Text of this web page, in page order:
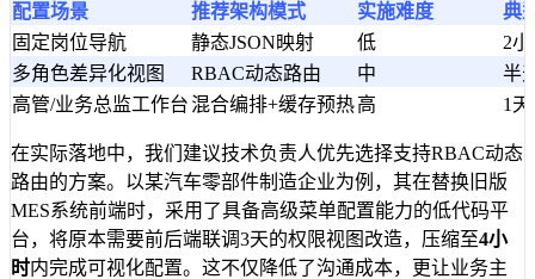
配置场景 推荐架构模式 实施难度
典
固定岗位导航
静态JSON映射 低
2
多角色差异化视图
RBAC动态路由 中
半
高管/业务总监工作台 混合编排+缓存预热高 1天
在实际落地中，我们建议技术负责人优先选择支持RBAC动态
路由的方案。以某汽车零部件制造企业为例，其在替换旧版
MES系统前端时，采用了具备高级菜单配置能力的低代码平
台，将原本需要前后端联调3天的权限视图改造，压缩至4小
时内完成可视化配置。这不仅降低了沟通成本，更让业务主